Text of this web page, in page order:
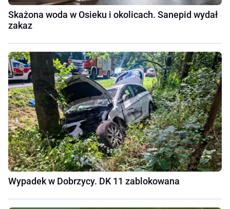
Skażona woda w Osieku i okolicach. Sanepid wydał
zakaz
Wypadek w Dobrzycy. DK 11 zablokowana